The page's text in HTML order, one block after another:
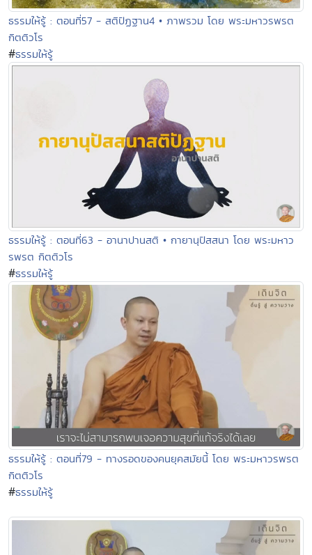
ธรรมให้รู้ : ตอนที่57 - สติปัฏฐาน4 • ภาพรวม โดย พระมหาวรพรต
กิตติวโร
#ธรรมให้รู้
ธรรมให้รู้ : ตอนที่63 - อานาปานสติ • กายานุปัสสนา โดย พระมหาว
รพรต กิตติวโร
#ธรรมให้รู้
ธรรมให้รู้ : ตอนที่79 - ทางรอดของคนยุคสมัยนี้ โดย พระมหาวรพรต
กิตติวโร
#ธรรมให้รู้